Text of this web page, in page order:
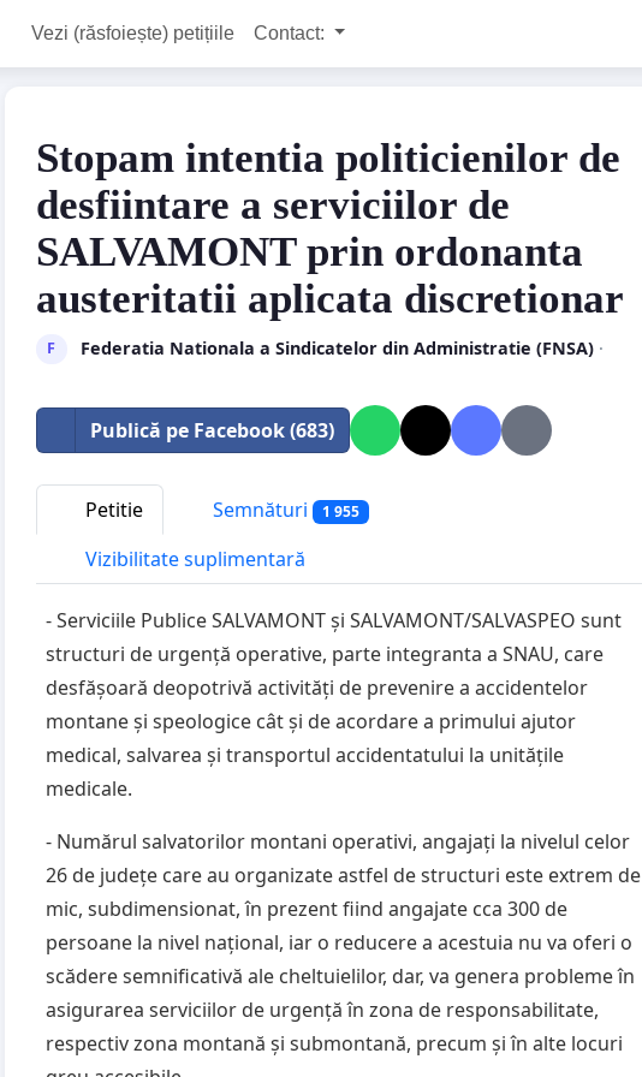
Vezi (răsfoiește) petițiile Contact:
Stopam intentia politicienilor de
desfiintare a serviciilor de
SALVAMONT prin ordonanta
austeritatii aplicata discretionar
F Federatia Nationala a Sindicatelor din Administratie (FNSA)·
Publică pe Facebook (683)
Petitie Semnături 1 955
Vizibilitate suplimentară
- Serviciile Publice SALVAMONT și SALVAMONT/SALVASPEO sunt
structuri de urgență operative, parte integranta a SNAU, care
desfășoară deopotrivă activități de prevenire a accidentelor
montane și speologice cât și de acordare a primului ajutor
medical, salvarea și transportul accidentatului la unitățile
medicale.
- Numărul salvatorilor montani operativi, angajați la nivelul celor
26 de județe care au organizate astfel de structuri este extrem de
mic, subdimensionat, în prezent fiind angajate cca 300 de
persoane la nivel național, iar o reducere a acestuia nu va oferi o
scădere semnificativă ale cheltuielilor, dar, va genera probleme în
asigurarea serviciilor de urgență în zona de responsabilitate,
respectiv zona montană și submontană, precum și în alte locuri